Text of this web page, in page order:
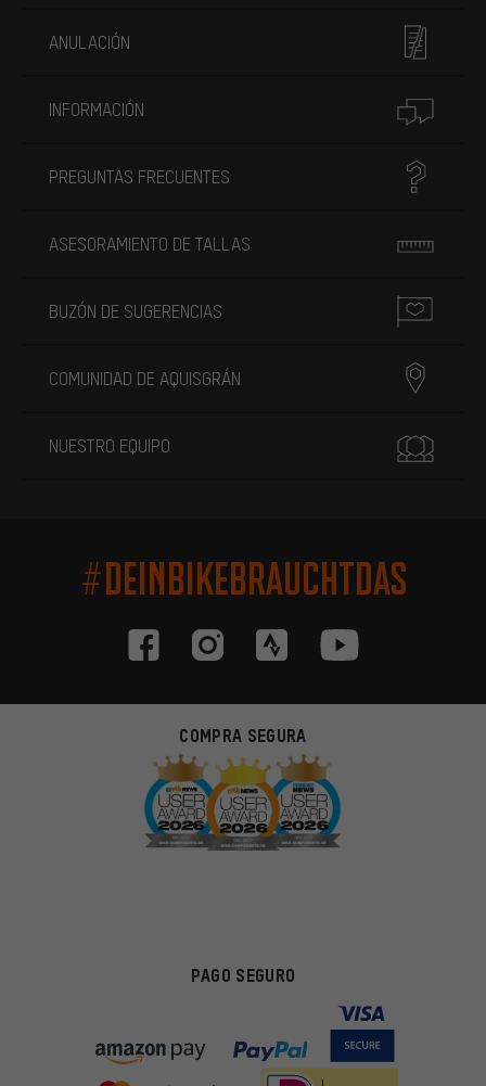
ANULACIÓN
INFORMACIÓN
PREGUNTAS FRECUENTES
ASESORAMIENTO DE TALLAS
BUZÓN DE SUGERENCIAS
COMUNIDAD DE AQUISGRÁN
NUESTRO EQUIPO
#DEINBIKEBRAUCHTDAS
COMPRA SEGURA
PAGO SEGURO